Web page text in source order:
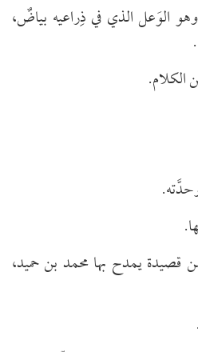
الوَعل الذي في ذِراعيه بياضٌ،
من قصيدة يمدح بها محمد بن حميد،
(مجموعة الرَّسائل العقديَّة
محمد عبد الظَّاهر أبو